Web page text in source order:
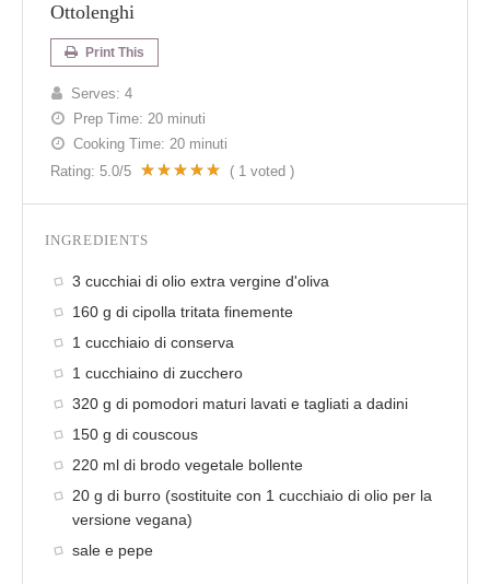
Ottolenghi
Print This
Serves: 4
Prep Time: 20 minuti
Cooking Time: 20 minuti
Rating: 5.0/5 ( 1 voted )
INGREDIENTS
3 cucchiai di olio extra vergine d'oliva
160 g di cipolla tritata finemente
1 cucchiaio di conserva
1 cucchiaino di zucchero
320 g di pomodori maturi lavati e tagliati a dadini
150 g di couscous
220 ml di brodo vegetale bollente
20 g di burro (sostituite con 1 cucchiaio di olio per la
versione vegana)
sale e pepe